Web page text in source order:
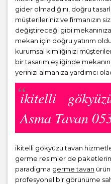
gider olmadığını, doğru
müşterileriniz ve firmanızın
değiştireceği gibi
mekan için doğru yatırım
kurumsal kimliğinizi
bir tasarım eşliğinde
yerinizi almanıza yardımcı
ikitelli
Asma Tavan
ikitelli gökyüzü tavan
germe resimler de
paradigma germe tavan
profesyonel bir görünüme